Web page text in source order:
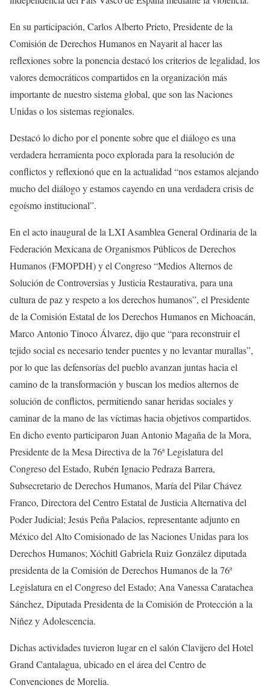
En su participación, Carlos Alberto Prieto, Presidente de la
Comisión de Derechos Humanos en Nayarit al hacer las
reflexiones sobre la ponencia destacó los criterios de legalidad, los
valores democráticos compartidos en la organización más
importante de nuestro sistema global, que son las Naciones
Unidas o los sistemas regionales.
Destacó lo dicho por el ponente sobre que el diálogo es una
verdadera herramienta poco explorada para la resolución de
conflictos y reflexionó que en la actualidad “nos estamos alejando
mucho del diálogo y estamos cayendo en una verdadera crisis de
egoísmo institucional”.
En el acto inaugural de la LXI Asamblea General Ordinaria de la
Federación Mexicana de Organismos Públicos de Derechos
Humanos (FMOPDH) y el Congreso “Medios Alternos de
Solución de Controversias y Justicia Restaurativa, para una
cultura de paz y respeto a los derechos humanos”, el Presidente
de la Comisión Estatal de los Derechos Humanos en Michoacán,
Marco Antonio Tinoco Álvarez, dijo que “para reconstruir el
tejido social es necesario tender puentes y no levantar murallas”,
por lo que las defensorías del pueblo avanzan juntas hacia el
camino de la transformación y buscan los medios alternos de
solución de conflictos, permitiendo sanar heridas sociales y
caminar de la mano de las víctimas hacia objetivos compartidos.
En dicho evento participaron Juan Antonio Magaña de la Mora,
Presidente de la Mesa Directiva de la 76ª Legislatura del
Congreso del Estado, Rubén Ignacio Pedraza Barrera,
Subsecretario de Derechos Humanos, María del Pilar Chávez
Franco, Directora del Centro Estatal de Justicia Alternativa del
Poder Judicial; Jesús Peña Palacios, representante adjunto en
México del Alto Comisionado de las Naciones Unidas para los
Derechos Humanos; Xóchitl Gabriela Ruiz González diputada
presidenta de la Comisión de Derechos Humanos de la 76ª
Legislatura en el Congreso del Estado; Ana Vanessa Caratachea
Sánchez, Diputada Presidenta de la Comisión de Protección a la
Niñez y Adolescencia.
Dichas actividades tuvieron lugar en el salón Clavijero del Hotel
Grand Cantalagua, ubicado en el área del Centro de
Convenciones de Morelia.